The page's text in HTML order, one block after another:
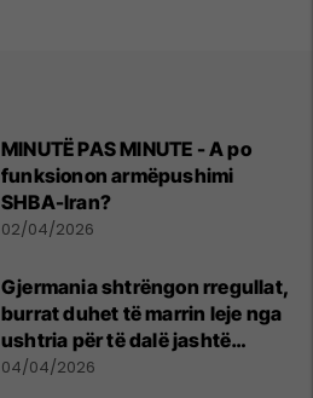
MINUTË PAS MINUTE - A po
funksionon armëpushimi
SHBA-Iran?
02/04/2026
Gjermania shtrëngon rregullat,
burrat duhet të marrin leje nga
ushtria për të dalë jashtë
shtetit
04/04/2026